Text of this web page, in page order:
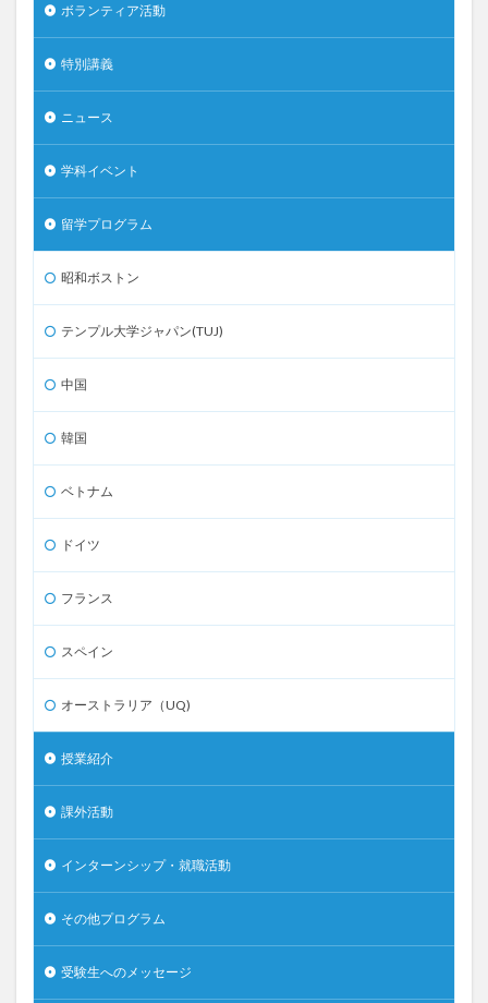
ボランティア活動
特別講義
ニュース
学科イベント
留学プログラム
昭和ボストン
テンプル大学ジャパン(TUJ)
中国
韓国
ベトナム
ドイツ
フランス
スペイン
オーストラリア（UQ)
授業紹介
課外活動
インターンシップ・就職活動
その他プログラム
受験生へのメッセージ